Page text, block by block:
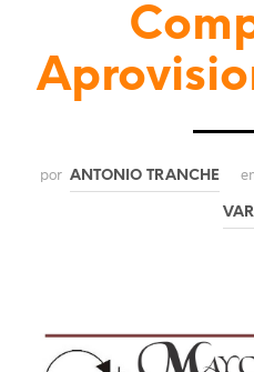
por ANTONIO TRANCHE